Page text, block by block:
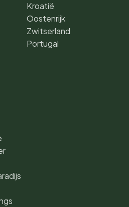
Kroatië
Oostenrijk
Zwitserland
Portugal